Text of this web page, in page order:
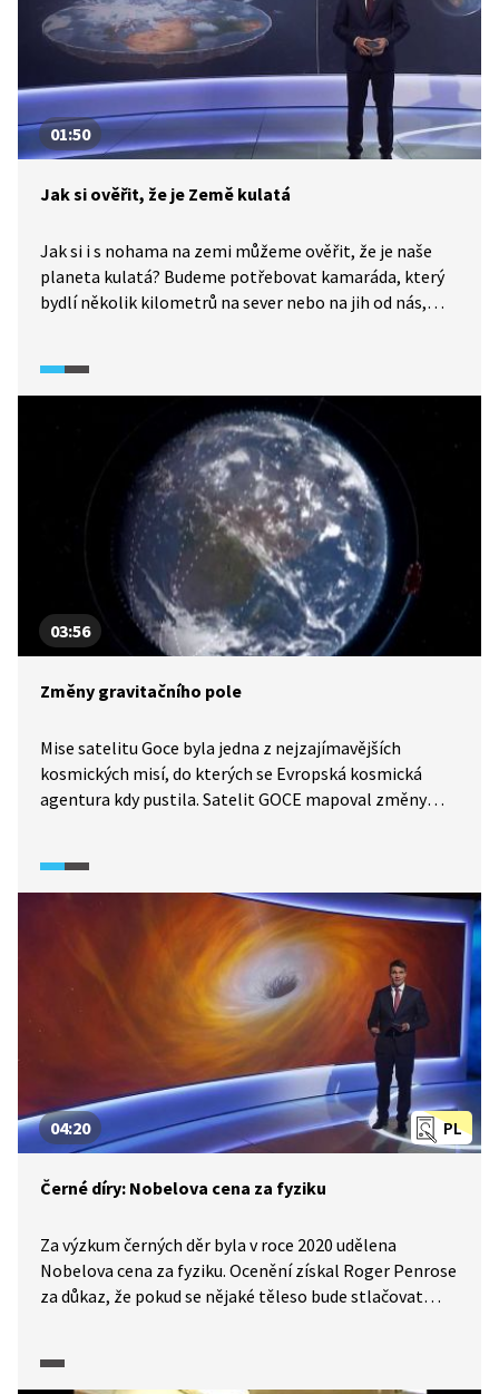
01:50
Jak si ověřit, že je Země kulatá
Jak si i s nohama na zemi můžeme ověřit, že je naše
planeta kulatá? Budeme potřebovat kamaráda, který
bydlí několik kilometrů na sever nebo na jih od nás,
a ve stejný čas změříme jejich stín, nebude stejně
dlouhý. To je důsledek zakřivení zemského povrchu.
Jednou z dalších možností je také pozorovat částečné
zatmění Měsíce.
03:56
Změny gravitačního pole
Mise satelitu Goce byla jedna z nejzajímavějších
kosmických misí, do kterých se Evropská kosmická
agentura kdy pustila. Satelit GOCE mapoval změny
mimo jiné třeba pohyby oceánu, a tím lépe pracovat
s klimatickou změnou.
PL
04:20
Černé díry: Nobelova cena za fyziku
Za výzkum černých děr byla v roce 2020 udělena
Nobelova cena za fyziku. Ocenění získal Roger Penrose
za důkaz, že pokud se nějaké těleso bude stlačovat
objev černé díry ve středu naší galaxie. Co je to černá